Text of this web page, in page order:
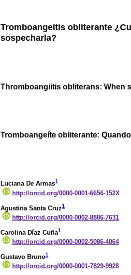
Tromboangeitis obliterante
sospecharla?
Thromboangiitis obliterans: When
Tromboangeíte obliterante:
Luciana De Armas1
http://orcid.org/0000-0001-6656-152X
Agustina Santa Cruz1
http://orcid.org/0000-0002-8886-7631
Carolina Díaz Cuña1
http://orcid.org/0000-0002-5086-4064
Gustavo Bruno1
http://orcid.org/0000-0001-7829-9928